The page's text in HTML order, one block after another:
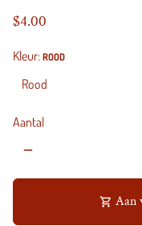
$4.00
Kleur: ROOD
Aantal
remove
shopping_cart Aan